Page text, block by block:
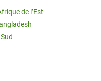
de l’Est